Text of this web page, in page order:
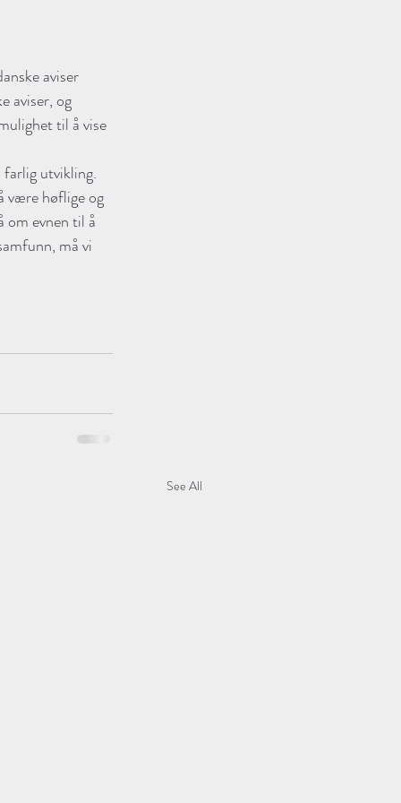
aviser
aviser, og
til å vise
farlig utvikling.
være høflige og
om evnen til å
må vi
See All